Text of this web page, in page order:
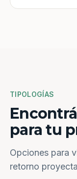
TIPOLOGÍAS
para tu
Opciones para
retorno